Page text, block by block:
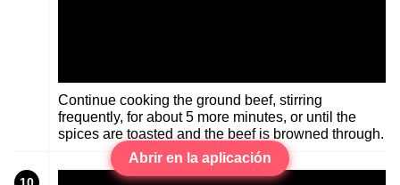
Continue cooking the ground beef, stirring
frequently, for about 5 more minutes, or until the
spices are toasted and the beef is browned through.
Abrir en la aplicación